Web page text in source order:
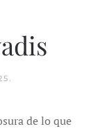
.
de lo que